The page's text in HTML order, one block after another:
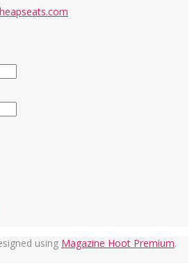
using Magazine Hoot Premium.